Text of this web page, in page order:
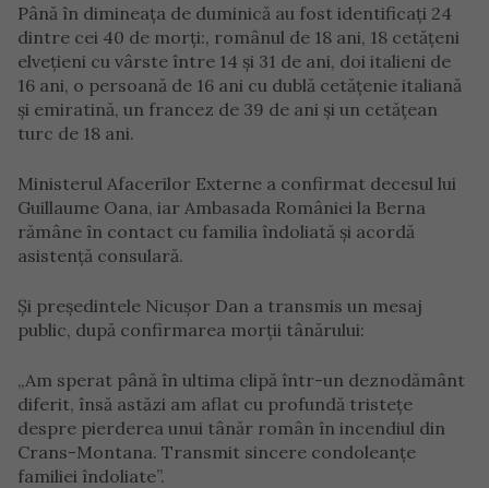
Până în dimineața de duminică au fost identificați 24
dintre cei 40 de morți:, românul de 18 ani, 18 cetățeni
elvețieni cu vârste între 14 și 31 de ani, doi italieni de
16 ani, o persoană de 16 ani cu dublă cetățenie italiană
și emiratină, un francez de 39 de ani și un cetățean
turc de 18 ani.
Ministerul Afacerilor Externe a confirmat decesul lui
Guillaume Oana, iar Ambasada României la Berna
rămâne în contact cu familia îndoliată și acordă
asistență consulară.
Și președintele Nicușor Dan a transmis un mesaj
public, după confirmarea morții tânărului:
„Am sperat până în ultima clipă într-un deznodământ
diferit, însă astăzi am aflat cu profundă tristețe
despre pierderea unui tânăr român în incendiul din
Crans-Montana. Transmit sincere condoleanțe
familiei îndoliate”.